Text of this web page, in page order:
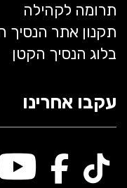
תרומה לקהילה
תקנון אתר הנסיך
בלוג הנסיך הקטן
עקבו אחרינו